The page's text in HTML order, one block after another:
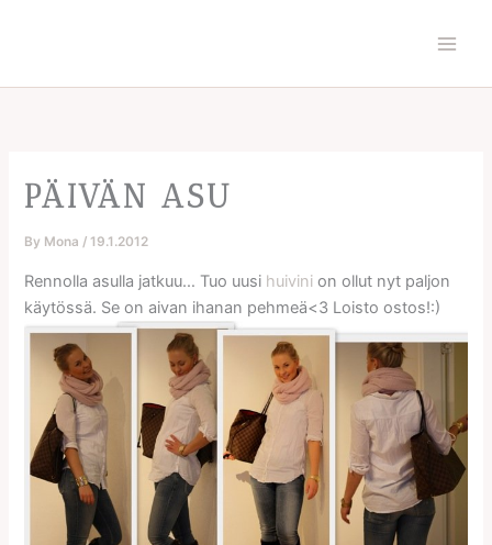
PÄIVÄN ASU
By Mona /19.1.2012
Rennolla asulla jatkuu… Tuo uusi huivini on ollut nyt paljon
käytössä. Se on aivan ihanan pehmeä<3 Loisto ostos!:)